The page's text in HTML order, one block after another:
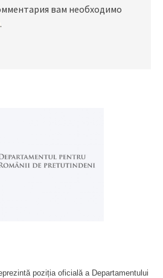
вам необходимо
.
poziția oficială a Departamentului